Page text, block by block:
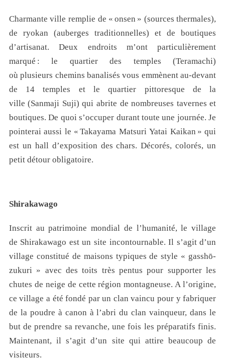
Charmante ville remplie de « onsen » (sources thermales),
de ryokan (auberges traditionnelles) et de boutiques
d’artisanat. Deux endroits m’ont particulièrement
marqué : le quartier des temples (Teramachi)
où plusieurs chemins banalisés vous emmènent au-devant
de 14 temples et le quartier pittoresque de la
ville (Sanmaji Suji) qui abrite de nombreuses tavernes et
boutiques. De quoi s’occuper durant toute une journée. Je
pointerai aussi le « Takayama Matsuri Yatai Kaikan » qui
est un hall d’exposition des chars. Décorés, colorés, un
petit détour obligatoire.
Shirakawago
Inscrit au patrimoine mondial de l’humanité, le village
de Shirakawago est un site incontournable. Il s’agit d’un
village constitué de maisons typiques de style « gasshō-
zukuri » avec des toits très pentus pour supporter les
chutes de neige de cette région montagneuse. A l’origine,
ce village a été fondé par un clan vaincu pour y fabriquer
de la poudre à canon à l’abri du clan vainqueur, dans le
but de prendre sa revanche, une fois les préparatifs finis.
Maintenant, il s’agit d’un site qui attire beaucoup de
visiteurs.